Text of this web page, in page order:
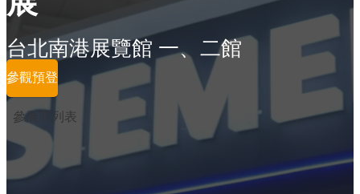
台北南港展覽館 一、二館
參觀預登
參展商列表